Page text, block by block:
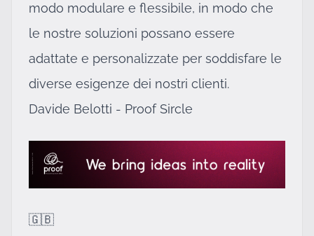
modo modulare e flessibile, in modo che
le nostre soluzioni possano essere
adattate e personalizzate per soddisfare le
diverse esigenze dei nostri clienti.
Davide Belotti - Proof Sircle
🇬🇧